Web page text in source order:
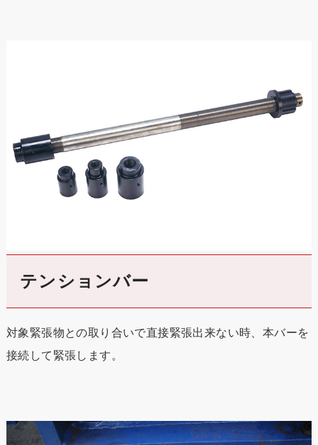
テンションバー
対象緊張物との取り合いで直接緊張出来ない時、本バーを
接続して緊張します。